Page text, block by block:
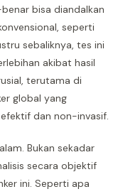
bisa diandalkan
seperti
sebaliknya, tes ini
akibat hasil
terutama di
global yang
dan non-invasif.
Bukan sekadar
secara objektif
ini. Seperti apa